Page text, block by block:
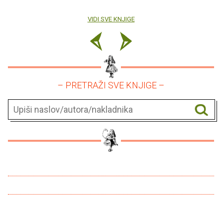
VIDI SVE KNJIGE
– PRETRAŽI SVE KNJIGE –